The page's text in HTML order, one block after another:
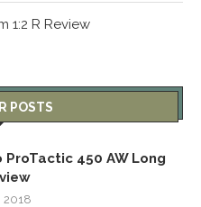
1:2 R Review
POSTS
ProTactic 450 AW Long
2018